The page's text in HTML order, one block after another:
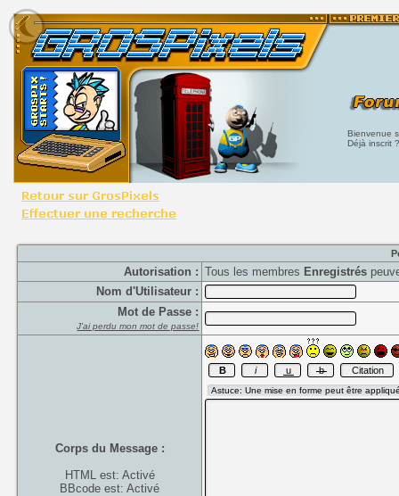
Bienvenue
Déjà inscrit
Autorisation : Tous les membres Enregistrés
Nom d'Utilisateur :
Mot de Passe :
J'ai perdu mon mot de passe!
Corps du Message :
HTML est: Activé
BBcode est: Activé